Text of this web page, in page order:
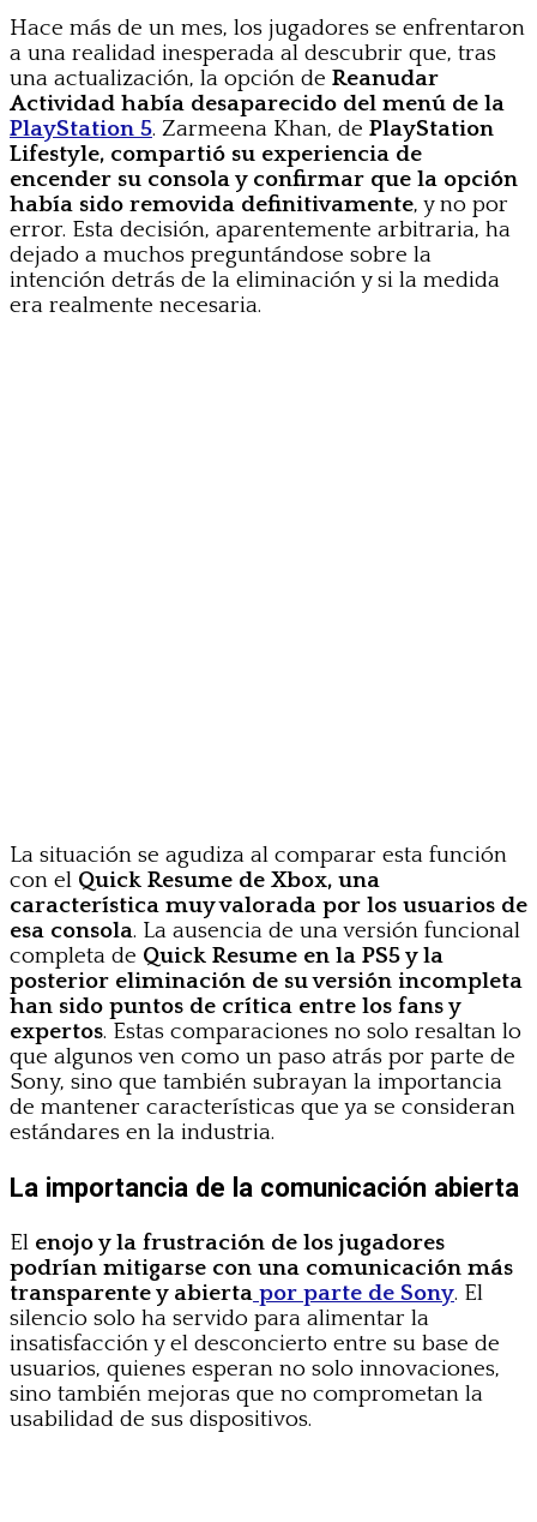
Hace más de un mes, los jugadores se enfrentaron
a una realidad inesperada al descubrir que, tras
una actualización, la opción de Reanudar
Actividad había desaparecido del menú de la
PlayStation 5. Zarmeena Khan, de PlayStation
Lifestyle, compartió su experiencia de
encender su consola y confirmar que la opción
había sido removida definitivamente, y no por
error. Esta decisión, aparentemente arbitraria, ha
dejado a muchos preguntándose sobre la
intención detrás de la eliminación y si la medida
era realmente necesaria.
La situación se agudiza al comparar esta función
con el Quick Resume de Xbox, una
característica muy valorada por los usuarios de
esa consola. La ausencia de una versión funcional
completa de Quick Resume en la PS5 y la
posterior eliminación de su versión incompleta
han sido puntos de crítica entre los fans y
expertos. Estas comparaciones no solo resaltan lo
que algunos ven como un paso atrás por parte de
Sony, sino que también subrayan la importancia
de mantener características que ya se consideran
estándares en la industria.
La importancia de la comunicación abierta
El enojo y la frustración de los jugadores
podrían mitigarse con una comunicación más
transparente y abierta por parte de Sony. El
silencio solo ha servido para alimentar la
insatisfacción y el desconcierto entre su base de
usuarios, quienes esperan no solo innovaciones,
sino también mejoras que no comprometan la
usabilidad de sus dispositivos.